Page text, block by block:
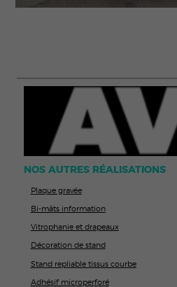
NOS AUTRES RÉALISATIONS
Plaque gravée
Bi-mâts information
Vitrophanie et drapeaux
Décoration de stand
Stand repliable tissus courbe
Adhésif microperforé